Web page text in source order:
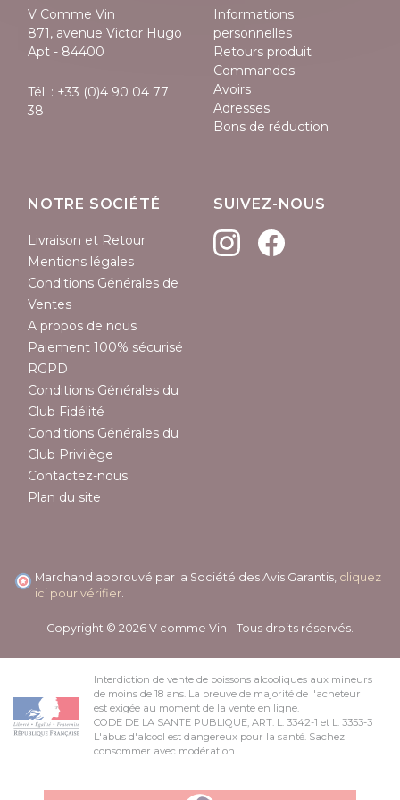
V Comme Vin
871, avenue Victor Hugo
Apt - 84400
Tél. : +33 (0)4 90 04 77
38
Informations
personnelles
Retours produit
Commandes
Avoirs
Adresses
Bons de réduction
NOTRE SOCIÉTÉ
Livraison et Retour
Mentions légales
Conditions Générales de
Ventes
A propos de nous
Paiement 100% sécurisé
RGPD
Conditions Générales du
Club Fidélité
Conditions Générales du
Club Privilège
Contactez-nous
Plan du site
SUIVEZ-NOUS
Marchand approuvé par la Société des Avis Garantis, cliquez
ici pour vérifier
Copyright © 2026 V comme Vin - Tous droits réservés.
Interdiction de vente de boissons alcooliques aux mineurs
de moins de 18 ans. La preuve de majorité de l'acheteur
est exigée au moment de la vente en ligne.
CODE DE LA SANTE PUBLIQUE, ART. L. 3342-1 et L. 3353-3
L'abus d'alcool est dangereux pour la santé. Sachez
consommer avec modération.